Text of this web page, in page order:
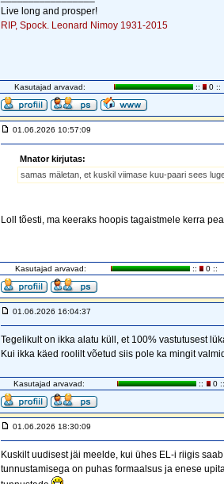
Live long and prosper!
RIP, Spock. Leonard Nimoy 1931-2015
Kasutajad arvavad: :: 0 ::
01.06.2026 10:57:09
Mnator kirjutas:
samas mäletan, et kuskil viimase kuu-paari sees
Loll tõesti, ma keeraks hoopis tagaistmele kerra
Kasutajad arvavad: :: 0 ::
01.06.2026 16:04:37
Tegelikult on ikka alatu küll, et 100% vastutusest
Kui ikka käed roolilt võetud siis pole ka mingit
Kasutajad arvavad: :: 0 ::
01.06.2026 18:30:09
Kuskilt uudisest jäi meelde, kui ühes EL-i riigis
tunnustamisega on puhas formaalsus ja enese